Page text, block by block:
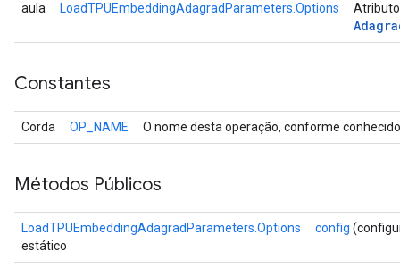
aula LoadTPUEmbeddingAdagradParameters.Options
Constantes
Corda OP_NAME O nome desta operação, conforme
Métodos Públicos
LoadTPUEmbeddingAdagradParameters.Options
estático
config